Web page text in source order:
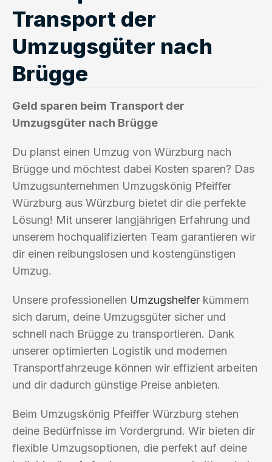
Transport der
Umzugsgüter nach
Brügge
Geld sparen beim Transport der
Umzugsgüter nach Brügge
Du planst einen Umzug von Würzburg nach
Brügge und möchtest dabei Kosten sparen? Das
Umzugsunternehmen Umzugskönig Pfeiffer
Würzburg aus Würzburg bietet dir die perfekte
Lösung! Mit unserer langjährigen Erfahrung und
unserem hochqualifizierten Team garantieren wir
dir einen reibungslosen und kostengünstigen
Umzug.
Unsere professionellen Umzugshelfer kümmern
sich darum, deine Umzugsgüter sicher und
schnell nach Brügge zu transportieren. Dank
unserer optimierten Logistik und modernen
Transportfahrzeuge können wir effizient arbeiten
und dir dadurch günstige Preise anbieten.
Beim Umzugskönig Pfeiffer Würzburg stehen
deine Bedürfnisse im Vordergrund. Wir bieten dir
flexible Umzugsoptionen, die perfekt auf deine